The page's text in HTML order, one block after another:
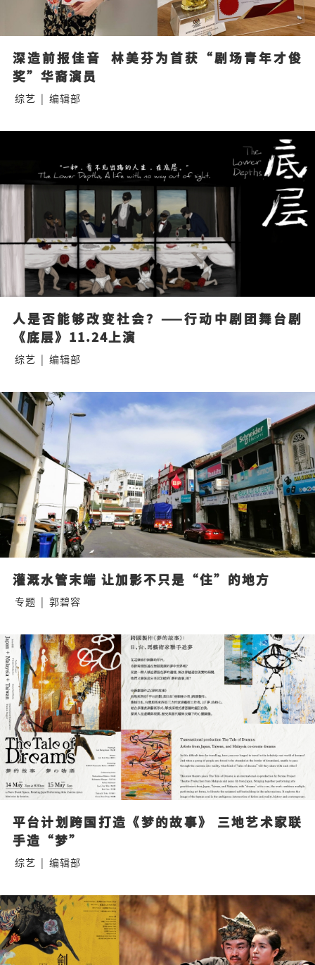
深造前报佳音  林美芬为首获“剧场青年才俊
奖”华裔演员
综艺 | 编辑部
人是否能够改变社会？——行动中剧团舞台剧
《底层》11.24上演
综艺 | 编辑部
灌溉水管末端 让加影不只是“住”的地方
专题 | 郭碧容
平台计划跨国打造《梦的故事》 三地艺术家联
手造“梦”
综艺 | 编辑部